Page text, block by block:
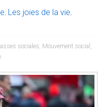
, Les joies de la vie,
sociales, Mouvement social ,